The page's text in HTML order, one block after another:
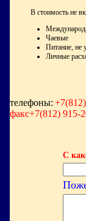
В стоимость не
Чаевые
Питание, не
Личные
телефоны:
факс+7(812) 915-
С